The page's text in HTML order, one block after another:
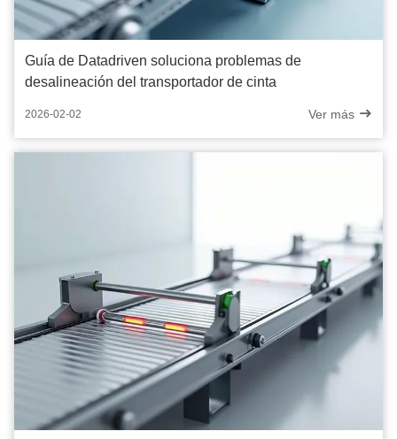
Guía de Datadriven soluciona problemas de
desalineación del transportador de cinta
2026-02-02 Ver más